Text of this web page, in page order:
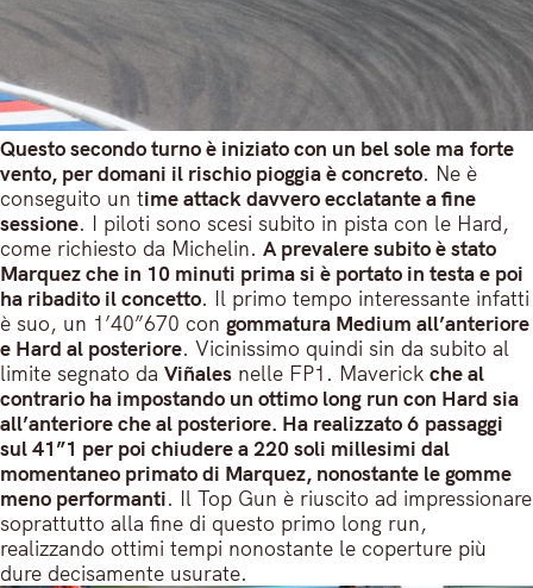
Questo secondo turno è iniziato con un bel sole ma forte
vento, per domani il rischio pioggia è concreto. Ne è
conseguito un time attack davvero ecclatante a fine
sessione. I piloti sono scesi subito in pista con le Hard,
come richiesto da Michelin. A prevalere subito è stato
Marquez che in 10 minuti prima si è portato in testa e poi
ha ribadito il concetto. Il primo tempo interessante infatti
è suo, un 1’40”670 con gommatura Medium all’anteriore
e Hard al posteriore. Vicinissimo quindi sin da subito al
limite segnato da Viñales nelle FP1. Maverick che al
contrario ha impostando un ottimo long run con Hard sia
all’anteriore che al posteriore. Ha realizzato 6 passaggi
sul 41”1 per poi chiudere a 220 soli millesimi dal
momentaneo primato di Marquez, nonostante le gomme
meno performanti. Il Top Gun è riuscito ad impressionare
soprattutto alla fine di questo primo long run,
realizzando ottimi tempi nonostante le coperture più
dure decisamente usurate.